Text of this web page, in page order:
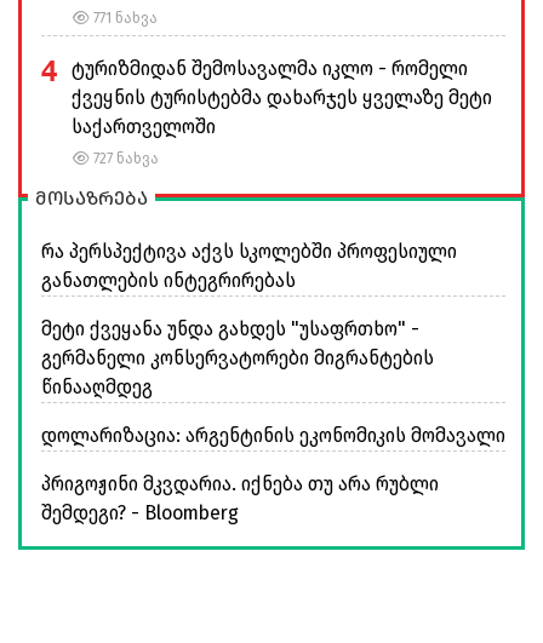
771 ნახვა
4
ტურიზმიდან შემოსავალმა იკლო - რომელი
ქვეყნის ტურისტებმა დახარჯეს ყველაზე მეტი
საქართველოში
727 ნახვა
მოსაზრება
რა პერსპექტივა აქვს სკოლებში პროფესიული
განათლების ინტეგრირებას
მეტი ქვეყანა უნდა გახდეს "უსაფრთხო" -
გერმანელი კონსერვატორები მიგრანტების
წინააღმდეგ
დოლარიზაცია: არგენტინის ეკონომიკის მომავალი
პრიგოჟინი მკვდარია. იქნება თუ არა რუბლი
შემდეგი? - Bloomberg